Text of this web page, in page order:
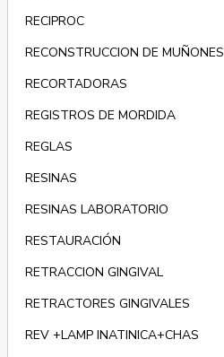
RECIPROC
RECONSTRUCCION DE MUÑONES
RECORTADORAS
REGISTROS DE MORDIDA
REGLAS
RESINAS
RESINAS LABORATORIO
RESTAURACIÓN
RETRACCION GINGIVAL
RETRACTORES GINGIVALES
REV +LAMP INATINICA+CHAS